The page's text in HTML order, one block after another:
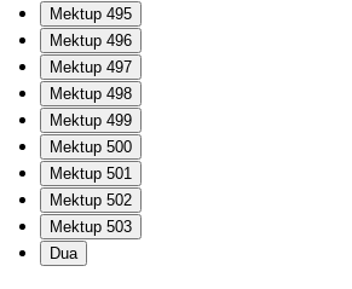
Mektup 495
Mektup 496
Mektup 497
Mektup 498
Mektup 499
Mektup 500
Mektup 501
Mektup 502
Mektup 503
Dua